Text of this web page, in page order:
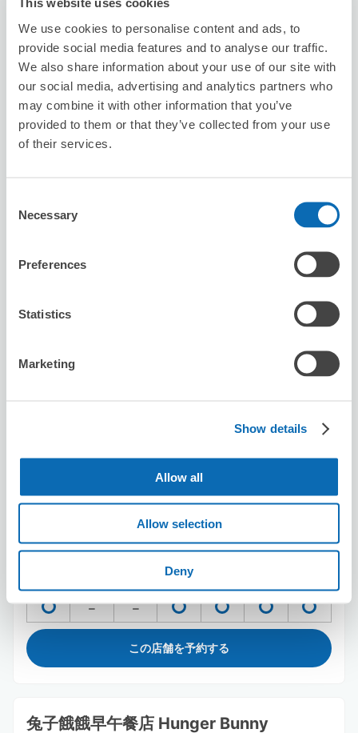
We use cookies to personalise content and ads, to
provide social media features and to analyse our traffic.
We also share information about your use of our site with
our social media, advertising and analytics partners who
may combine it with other information that you’ve
provided to them or that they’ve collected from your use
of their services.
Selection
Necessary
Preferences
Statistics
Marketing
Show details
Allow all
Allow selection
Deny
駅から徒歩5分
本日の営業時間
閉店
8/13 木
台灣微告 MicroAd Taiwan
駅から徒歩分
スーツケースサイズ:3 バッグサイズ:3
空き時間
8/7金 8/8土 8/9日 8/10月 8/11火 8/12水 8/13木
この店舗を予約する
兔子餓餓早午餐店 Hunger Bunny